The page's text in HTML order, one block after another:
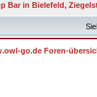
Bar in Bielefeld,
go.de Foren-